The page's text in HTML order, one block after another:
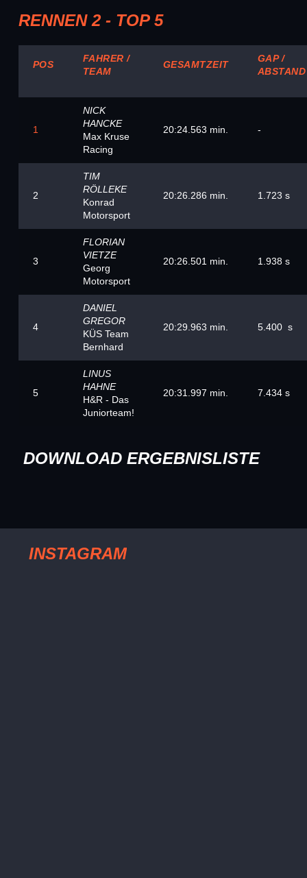
RENNEN 2 - TOP 5
POS
FAHRER /
TEAM
GESAMTZEIT
GAP /
ABSTAND
1
NICK
HANCKE
Max Kruse
Racing
20:24.563 min. -
2
TIM
RÖLLEKE
Konrad
Motorsport
20:26.286 min. 1.723 s
3
FLORIAN
VIETZE
Georg
Motorsport
20:26.501 min. 1.938 s
4
DANIEL
GREGOR
KÜS Team
Bernhard
20:29.963 min. 5.400 s
5
LINUS
HAHNE
H&R - Das
Juniorteam!
20:31.997 min. 7.434 s
DOWNLOAD ERGEBNISLISTE
INSTAGRAM